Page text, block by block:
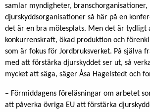
samlar myndigheter, branschorganisationer,
djurskyddsorganisationer så här på en
det är en bra mötesplats. Men det är tydligt
konkurrenskraft, ökad produktion och
som är fokus för Jordbruksverket. På själva
med att förstärka djurskyddet ser ut, så
mycket att säga, säger Åsa Hagelstedt och
– Förmiddagens föreläsningar om arbetet
att påverka övriga EU att förstärka